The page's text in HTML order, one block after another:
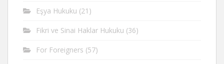
Eşya Hukuku (21)
Fikri ve Sinai Haklar Hukuku (36)
For Foreigners (57)